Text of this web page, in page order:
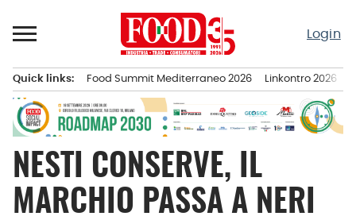
al
Login
principale
Quick links: Food Summit Mediterraneo 2026 Linkontro 2026
NESTI CONSERVE, IL
MARCHIO PASSA A NERI